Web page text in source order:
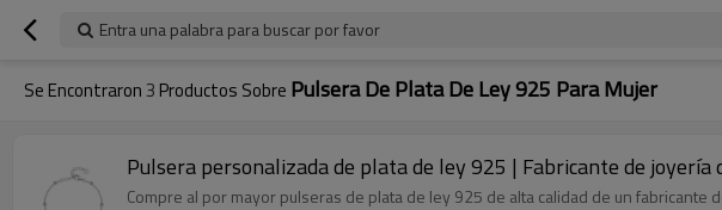
Entra una palabra para buscar por favor
Se Encontraron3 Productos Sobre Pulsera De Plata De Ley 925 Para Mujer
Pulsera personalizada de plata de ley 925 | Fabricante de joyería
Compre al por mayor pulseras de plata de ley 925 de alta calidad de un